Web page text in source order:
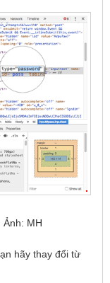
MH
hãy thay đổi từ